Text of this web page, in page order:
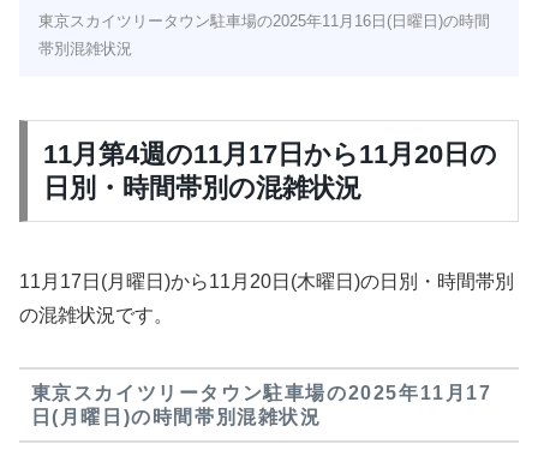
東京スカイツリータウン駐車場の2025年11月16日(日曜日)の時間
帯別混雑状況
11月第4週の11月17日から11月20日の
日別・時間帯別の混雑状況
11月17日(月曜日)から11月20日(木曜日)の日別・時間帯別
の混雑状況です。
東京スカイツリータウン駐車場の2025年11月17
日(月曜日)の時間帯別混雑状況